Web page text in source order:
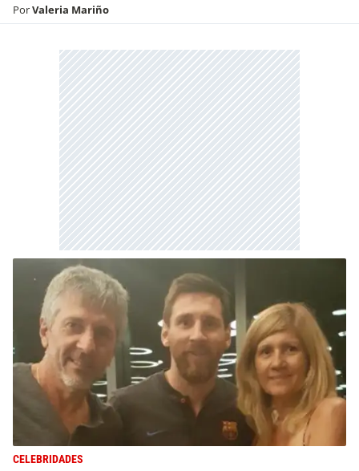
PorValeria Mariño
CELEBRIDADES